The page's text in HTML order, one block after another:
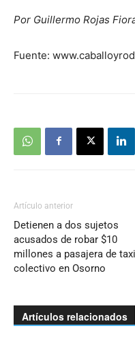
Por Guillermo Rojas
Fuente:
Artículo anterior
Detienen a dos sujetos
acusados de robar $10
millones a pasajera de taxi
colectivo en Osorno
Artículos relacionados